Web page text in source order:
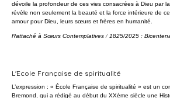
dévoile la profondeur de ces vies consacrées à Dieu par
révèle non seulement la beauté et la force intérieure de
amour pour Dieu, leurs sœurs et frères en humanité.
Rattaché à Sœurs Contemplatives / 1825/2025 :
L'Ecole Française de spiritualité
L’expression : « École Française de spiritualité » est un
Bremond, qui a rédigé au début du XXème siècle une